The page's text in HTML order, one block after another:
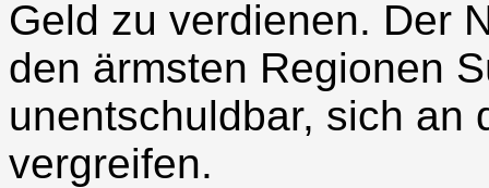
Geld zu verdienen. Der
den ärmsten Regionen
unentschuldbar, sich an
vergreifen.